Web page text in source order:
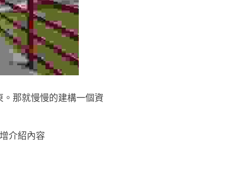
那就慢慢的建構一個資
介紹內容